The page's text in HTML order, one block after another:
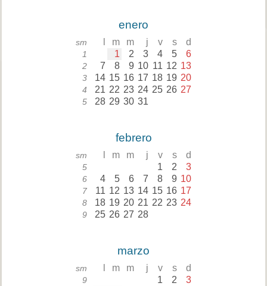
enero
sm m m j v s d
1 1 2 3 4 5 6
2 7 8 9 10 11 12 13
3 14 15 16 17 18 19 20
4 21 22 23 24 25 26 27
5 28 29 30 31
febrero
sm m m j v s d
5 1 2 3
6 4 5 6 7 8 9 10
7 11 12 13 14 15 16 17
8 18 19 20 21 22 23 24
9 25 26 27 28
marzo
sm m m j v s d
9 1 2 3